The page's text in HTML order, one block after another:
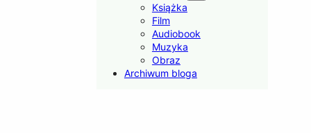
Książka
Film
Audiobook
Muzyka
Obraz
Archiwum bloga